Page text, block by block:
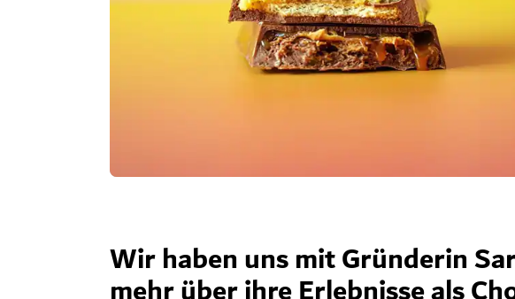
Wir haben uns mit Gründerin